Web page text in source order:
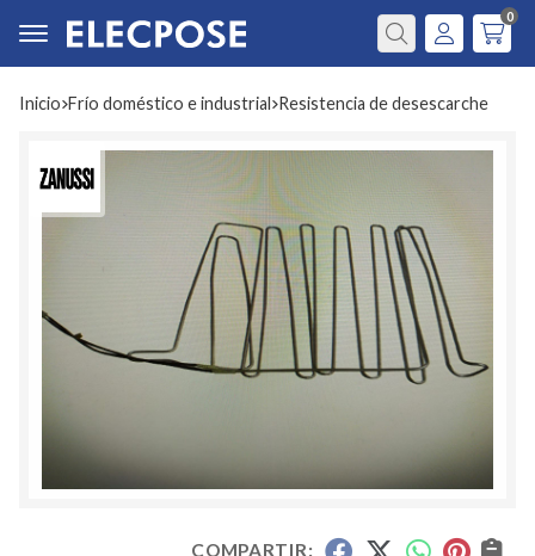
Buscar
0
Inicio frío doméstico e industrial resistencia de desescarche
COMPARTIR: